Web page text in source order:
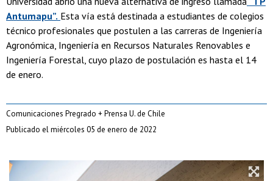
Antumapu”. Esta vía está destinada a estudiantes de colegios
técnico profesionales que postulen a las carreras de Ingeniería
Agronómica, Ingeniería en Recursos Naturales Renovables e
Ingeniería Forestal, cuyo plazo de postulación es hasta el 14
de enero.
Comunicaciones Pregrado + Prensa U. de Chile
Publicado el miércoles 05 de enero de 2022